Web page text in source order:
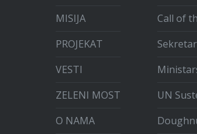
MISIJA
PROJEKAT
VESTI
ZELENI MOST
O NAMA
Call of
UN